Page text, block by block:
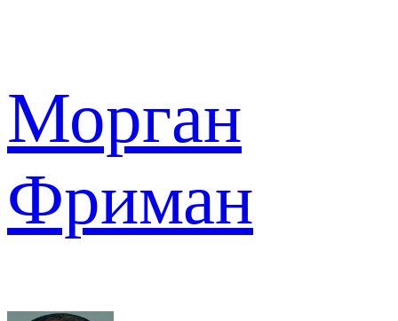
Морган
Фриман